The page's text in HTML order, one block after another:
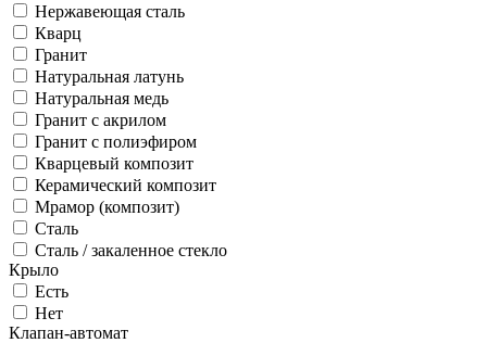
Нержавеющая сталь
Кварц
Гранит
Натуральная латунь
Натуральная медь
Гранит с акрилом
Гранит с полиэфиром
Кварцевый композит
Керамический композит
Мрамор (композит)
Сталь
Сталь / закаленное стекло
Крыло
Есть
Нет
Клапан-автомат